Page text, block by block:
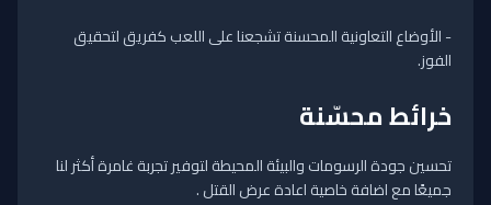
- الأوضاع التعاونية المحسنة تشجعنا على اللعب كفريق لتحقيق
الفوز.
خرائط محسّنة
تحسين جودة الرسومات والبيئة المحيطة لتوفير تجربة غامرة أكثر لنا
جميعًا مع اضافة خاصية اعادة عرض القتل .